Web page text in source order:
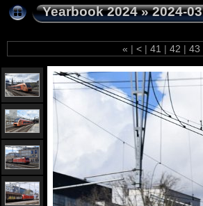
Yearbook 2024»2024-03
« | < | 41 | 42 | 43